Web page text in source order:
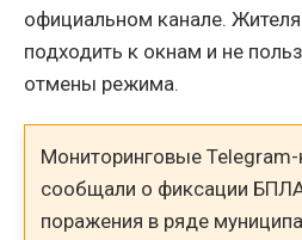
официальном канале.
подходить к окнам и не
отмены режима.
Мониторинговые
сообщали о фиксации
поражения в ряде